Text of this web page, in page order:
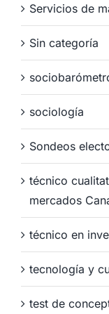
Servicios de
Sin categoría
sociología
Sondeos
técnico
mercados
técnico en
tecnología y
test de